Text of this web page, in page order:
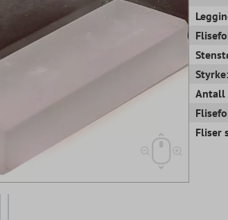
Styrke:
Antall
Fliser